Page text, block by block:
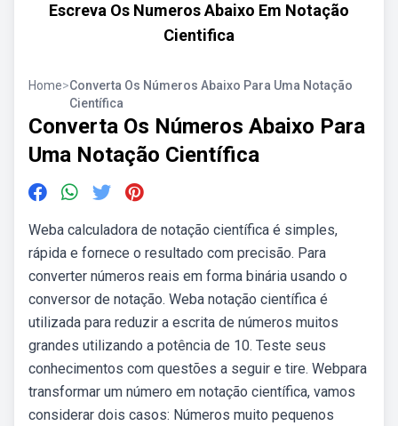
Escreva Os Numeros Abaixo Em Notação
Cientifica
Home>Converta Os Números Abaixo Para Uma Notação
Científica
Converta Os Números Abaixo Para
Uma Notação Científica
Weba calculadora de notação científica é simples,
rápida e fornece o resultado com precisão. Para
converter números reais em forma binária usando o
conversor de notação. Weba notação científica é
utilizada para reduzir a escrita de números muitos
grandes utilizando a potência de 10. Teste seus
conhecimentos com questões a seguir e tire. Webpara
transformar um número em notação científica, vamos
considerar dois casos: Números muito pequenos